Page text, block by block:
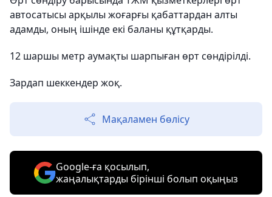
автосатысы арқылы жоғарғы қабаттардан алты
адамды, оның ішінде екі баланы құтқарды.
12 шаршы метр аумақты шарпыған өрт сөндірілді.
Зардап шеккендер жоқ.
Мақаламен бөлісу
Google-ға қосылып,
жаңалықтарды бірінші болып оқыңыз